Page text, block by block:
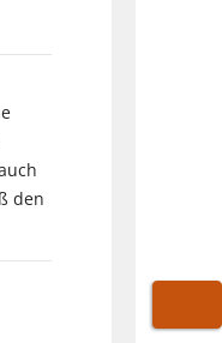
den